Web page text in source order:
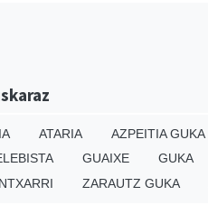
ATARIA AZPEITIA GUKA
GUAIXE GUKA
ZARAUTZ GUKA